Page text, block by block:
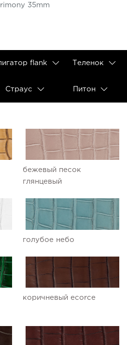
35mm
flank Теленок
Страус Питон
бежевый песок
глянцевый
голубое небо
коричневый ecorce
Nardin